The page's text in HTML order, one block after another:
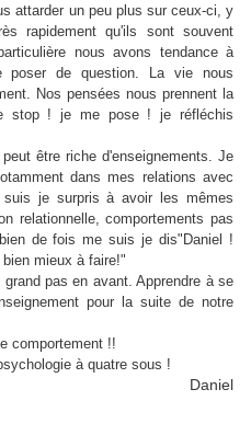
attarder un peu plus sur ceux-ci, y
rapidement qu'ils sont souvent
nous avons tendance à
poser de question. La vie nous
Nos pensées nous prennent la
stop ! je me pose ! je réfléchis
être riche d'enseignements. Je
dans mes relations avec
je surpris à avoir les mêmes
relationnelle, comportements pas
de fois me suis je dis"Daniel !
mieux à faire!"
pas en avant. Apprendre à se
pour la suite de notre
comportement !!
à quatre sous !
Daniel